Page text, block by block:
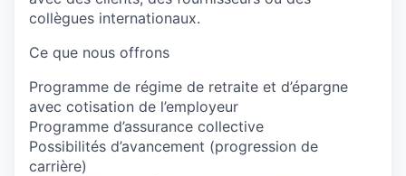
collègues internationaux.
Ce que nous offrons
Programme de régime de retraite et d’épargne
avec cotisation de l’employeur
Programme d’assurance collective
Possibilités d’avancement (progression de
carrière)